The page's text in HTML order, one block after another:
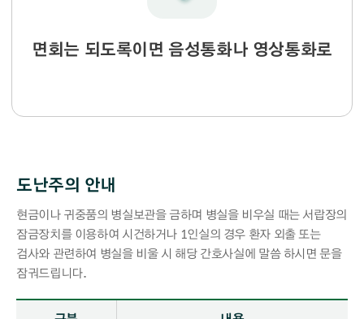
면회는 되도록이면 음성통화나 영상통화로
도난주의 안내
현금이나 귀중품의 병실보관을 금하며 병실을 비우실 때는 서랍장의
잠금장치를 이용하여 시건하거나 1인실의 경우 환자 외출 또는
검사와 관련하여 병실을 비울 시 해당 간호사실에 말씀 하시면 문을
잠궈드립니다.
도난주의 안내 – 구분, 내용 정보 제공